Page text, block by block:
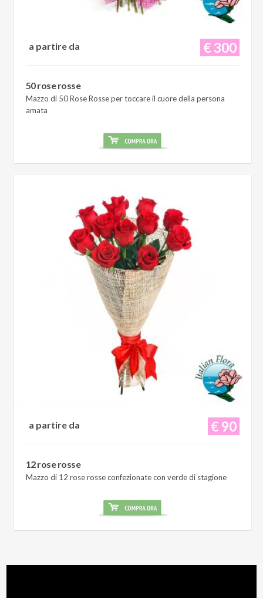
€ 300
a partire da
50 rose rosse
Mazzo di 50 Rose Rosse per toccare il cuore della persona
amata
€ 90
a partire da
12 rose rosse
Mazzo di 12 rose rosse confezionate con verde di stagione